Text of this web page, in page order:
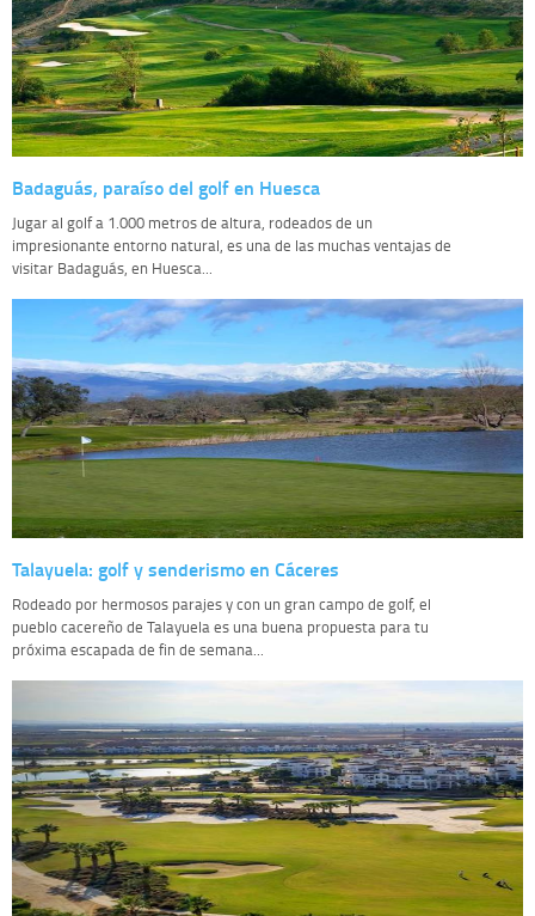
Badaguás, paraíso del golf en Huesca
Jugar al golf a 1.000 metros de altura, rodeados de un
impresionante entorno natural, es una de las muchas ventajas de
visitar Badaguás, en Huesca...
Talayuela: golf y senderismo en Cáceres
Rodeado por hermosos parajes y con un gran campo de golf, el
pueblo cacereño de Talayuela es una buena propuesta para tu
próxima escapada de fin de semana...